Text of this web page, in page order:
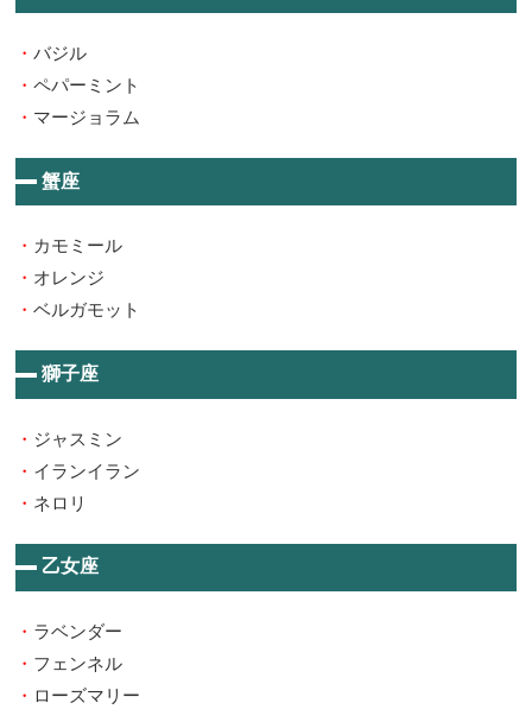
・ バジル
・ ペパーミント
・ マージョラム
蟹座
・ カモミール
・ オレンジ
・ ベルガモット
獅子座
・ ジャスミン
・ イランイラン
・ ネロリ
乙女座
・ ラベンダー
・ フェンネル
・ ローズマリー